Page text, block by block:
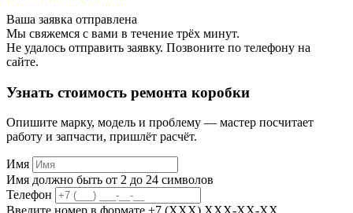
Ваша заявка отправлена
Мы свяжемся с вами в течение трёх минут.
Не удалось отправить заявку. Позвоните по телефону на
сайте.
Узнать стоимость ремонта коробки
Опишите марку, модель и проблему — мастер посчитает
работу и запчасти, пришлёт расчёт.
Имя
Имя должно быть от 2 до 24 символов
Телефон